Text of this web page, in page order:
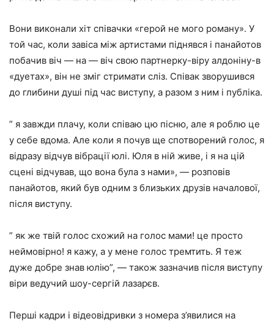
Вони виконали хіт співачки «герой не мого роману». У
той час, коли завіса між артистами піднявся і панайотов
побачив віч — на — віч свою партнерку-віру алдоніну-в
«дуетах», він не зміг стримати сліз. Співак зворушився
до глибини душі під час виступу, а разом з ним і публіка.
” я завжди плачу, коли співаю цю пісню, але я роблю це
у себе вдома. Але коли я почув ще спотворений голос, я
відразу відчув вібрації юлі. Юля в ній живе, і я на цій
сцені відчував, що вона була з нами», — розповів
панайотов, який був одним з близьких друзів началової,
після виступу.
” як же твій голос схожий на голос мами! це просто
неймовірно! я кажу, а у мене голос тремтить. Я теж
дуже добре знав юлію”, — також зазначив після виступу
віри ведучий шоу-сергій лазарєв.
Перші кадри і відеовідривки з номера з’явилися на